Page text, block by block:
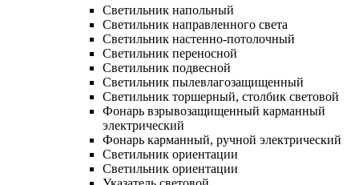
Светильник напольный
Светильник направленного света
Светильник настенно-потолочный
Светильник переносной
Светильник подвесной
Светильник пылевлагозащищенный
Светильник торшерный, столбик световой
Фонарь взрывозащищенный карманный
электрический
Фонарь карманный, ручной электрический
Светильник ориентации
Светильник ориентации